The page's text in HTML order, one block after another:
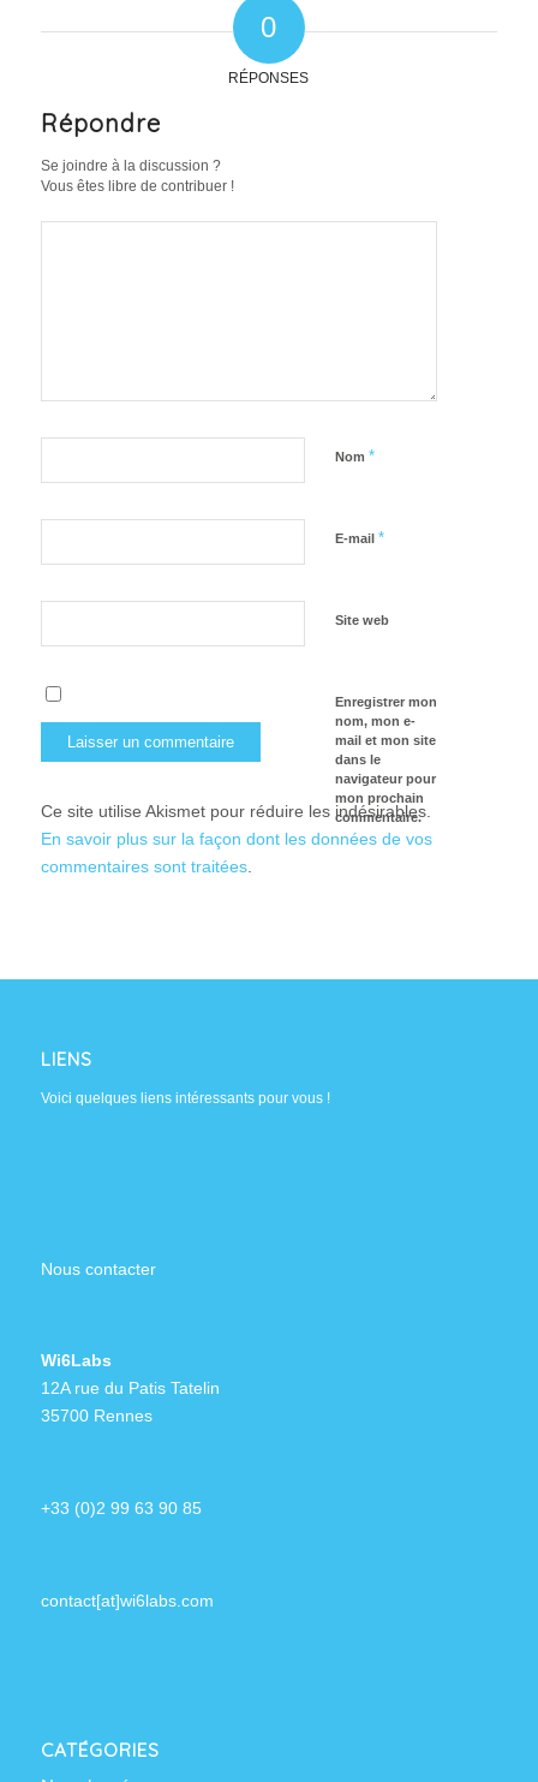
0
RÉPONSES
Répondre
Se joindre à la discussion ?
Vous êtes libre de contribuer !
Nom *
E-mail *
Site web
Enregistrer mon
nom, mon e-
mail et mon site
dans le
navigateur pour
mon prochain
commentaire.
Ce site utilise Akismet pour réduire les indésirables.
En savoir plus sur la façon dont les données de vos
commentaires sont traitées.
LIENS
Voici quelques liens intéressants pour vous !
Nous contacter
Wi6Labs
12A rue du Patis Tatelin
35700 Rennes
+33 (0)2 99 63 90 85
contact[at]wi6labs.com
CATÉGORIES